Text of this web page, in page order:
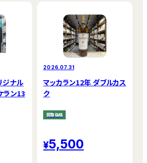
ジナル
ラン13
2026.07.31
マッカラン12年 ダブルカス
ク
買取価格
5,500